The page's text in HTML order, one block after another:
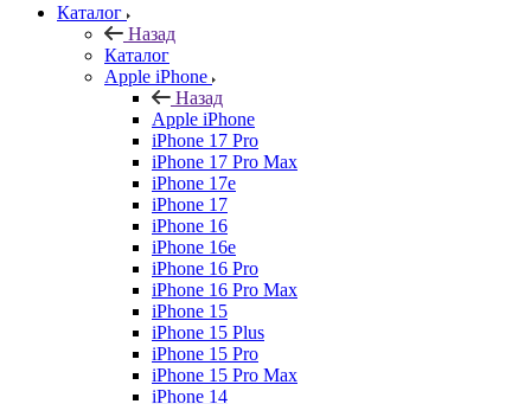
Каталог
Назад
Каталог
Apple iPhone
Назад
Apple iPhone
iPhone 17 Pro
iPhone 17 Pro Max
iPhone 17e
iPhone 17
iPhone 16
iPhone 16e
iPhone 16 Pro
iPhone 16 Pro Max
iPhone 15
iPhone 15 Plus
iPhone 15 Pro
iPhone 15 Pro Max
iPhone 14